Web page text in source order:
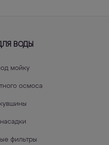
ВОДЫ
мойку
осмоса
фильтры